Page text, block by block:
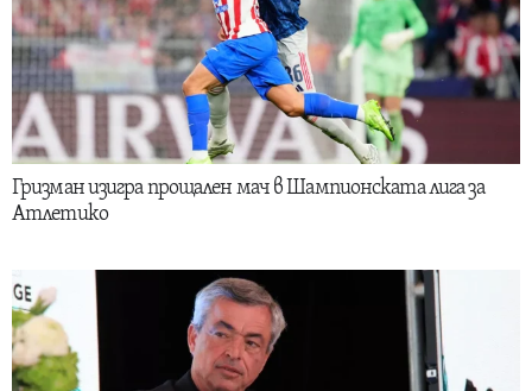
Гризман изигра прощален мач в Шампионската лига за
Атлетико